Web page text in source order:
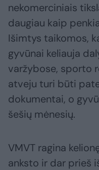
nekomerciniais
daugiau kaip
Išimtys taikomos,
gyvūnai keliauja
varžybose, sporto
atveju turi būti
dokumentai, o
šešių mėnesių.
VMVT ragina
anksto ir dar prieš